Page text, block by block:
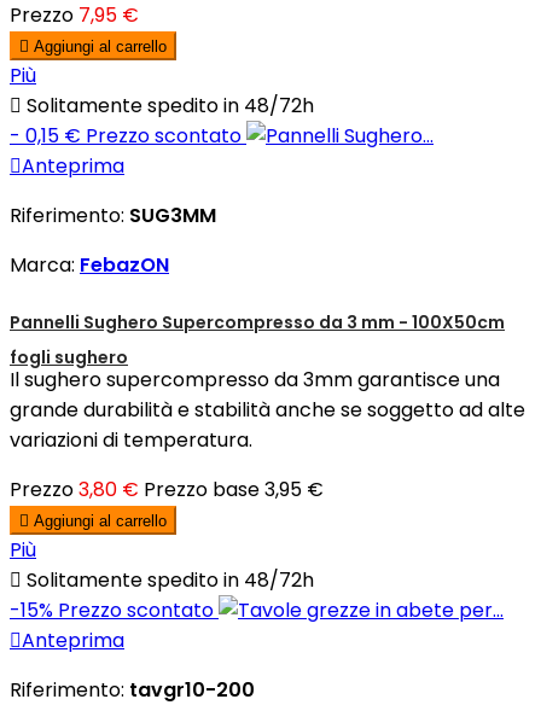
Prezzo 7,95 €
 Aggiungi al carrello
Più
 Solitamente spedito in 48/72h
- 0,15 € Prezzo scontato
Anteprima
Riferimento: SUG3MM
Marca: FebazON
Pannelli Sughero Supercompresso da 3 mm - 100X50cm
fogli sughero
Il sughero supercompresso da 3mm garantisce una
grande durabilità e stabilità anche se soggetto ad alte
variazioni di temperatura.
Prezzo3,80 € Prezzo base3,95 €
 Aggiungi al carrello
Più
 Solitamente spedito in 48/72h
-15% Prezzo scontato
Anteprima
Riferimento: tavgr10-200